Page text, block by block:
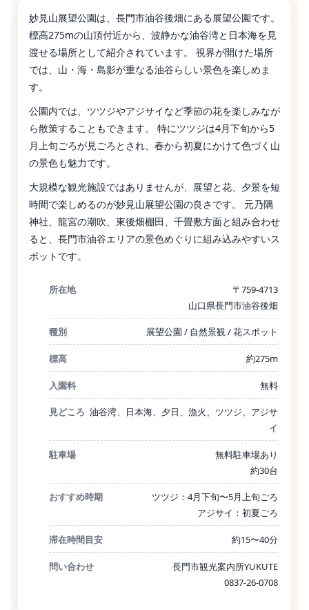
妙見山展望公園は、長門市油谷後畑にある展望公園です。
標高275mの山頂付近から、波静かな油谷湾と日本海を見
渡せる場所として紹介されています。 視界が開けた場所
では、山・海・島影が重なる油谷らしい景色を楽しめま
す。
公園内では、ツツジやアジサイなど季節の花を楽しみなが
ら散策することもできます。 特にツツジは4月下旬から5
月上旬ごろが見ごろとされ、春から初夏にかけて色づく山
の景色も魅力です。
大規模な観光施設ではありませんが、展望と花、夕景を短
時間で楽しめるのが妙見山展望公園の良さです。 元乃隅
神社、龍宮の潮吹、東後畑棚田、千畳敷方面と組み合わせ
ると、長門市油谷エリアの景色めぐりに組み込みやすいス
ポットです。
所在地
〒759-4713
山口県長門市油谷後畑
種別 展望公園 / 自然景観 / 花スポット
標高 約275m
入園料 無料
見どころ 油谷湾、日本海、夕日、漁火、ツツジ、アジサ
イ
駐車場
無料駐車場あり
約30台
おすすめ時期
ツツジ：4月下旬〜5月上旬ごろ
アジサイ：初夏ごろ
滞在時間目安 約15〜40分
問い合わせ
長門市観光案内所YUKUTE
0837-26-0708